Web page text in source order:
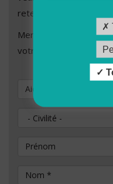
retenue.
Merci de remplir les
votre demande de
Vous souhaitez
Civilité
Prénom
Nom*